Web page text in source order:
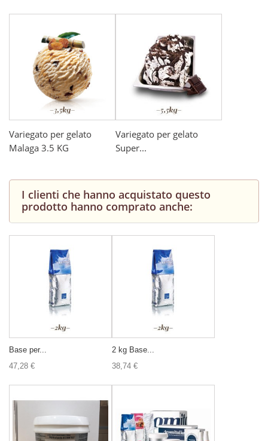
Variegato per gelato
Malaga 3.5 KG
Variegato per gelato
Super...
I clienti che hanno acquistato questo
prodotto hanno comprato anche:
Base per...
47,28 €
2 kg Base...
38,74 €